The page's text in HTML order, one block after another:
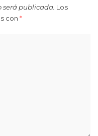
será publicada. Los
con *